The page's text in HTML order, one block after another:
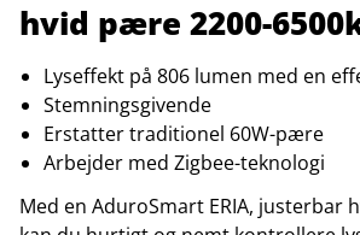
hvid pære 2200-
Lyseffekt på 806 lumen med en
Stemningsgivende
Erstatter traditionel 60W-pære
Arbejder med Zigbee-teknologi
Med en AduroSmart ERIA, justerbar